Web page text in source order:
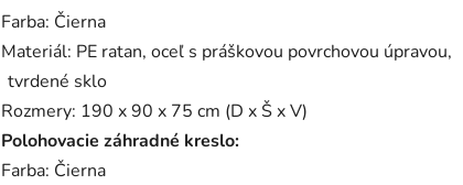
Farba: Čierna
Materiál: PE ratan, oceľ s práškovou povrchovou úpravou,
tvrdené sklo
Rozmery: 190 x 90 x 75 cm (D x Š x V)
Polohovacie záhradné kreslo:
Farba: Čierna